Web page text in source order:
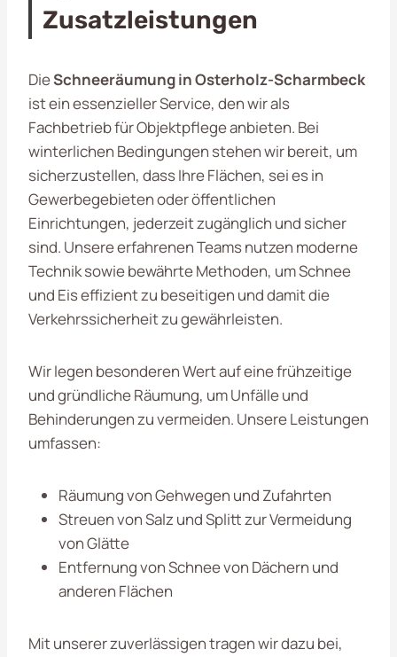
Zusatzleistungen
DieSchneeräumung in Osterholz-Scharmbeck
ist ein essenzieller Service, den wir als
Fachbetrieb für Objektpflege anbieten. Bei
winterlichen Bedingungen stehen wir bereit, um
sicherzustellen, dass Ihre Flächen, sei es in
Gewerbegebieten oder öffentlichen
Einrichtungen, jederzeit zugänglich und sicher
sind. Unsere erfahrenen Teams nutzen moderne
Technik sowie bewährte Methoden, um Schnee
und Eis effizient zu beseitigen und damit die
Verkehrssicherheit zu gewährleisten.
Wir legen besonderen Wert auf eine frühzeitige
und gründliche Räumung, um Unfälle und
Behinderungen zu vermeiden. Unsere Leistungen
umfassen:
Räumung von Gehwegen und Zufahrten
Streuen von Salz und Splitt zur Vermeidung
von Glätte
Entfernung von Schnee von Dächern und
anderen Flächen
Mit unserer zuverlässigentragen wir dazu bei,